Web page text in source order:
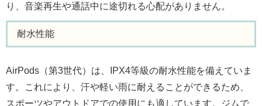
り、音楽再生や通話中に途切れる心配がありません。
耐水性能
AirPods（第3世代）は、IPX4等級の耐水性能を備えていま
す。これにより、汗や軽い雨に耐えることができるため、
スポーツやアウトドアでの使用にも適しています。ジムで